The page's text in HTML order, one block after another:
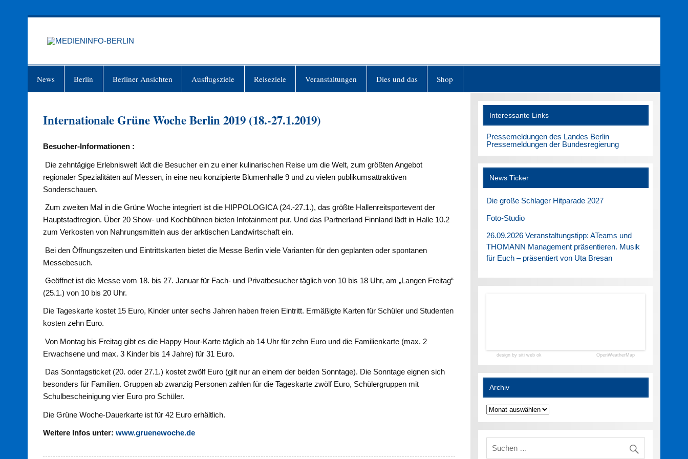
News Berlin Berliner Ansichten Ausflugsziele Reiseziele Veranstaltungen Dies und das Shop
Internationale Grüne Woche Berlin 2019 (18.-27.1.2019)
Besucher-Informationen :
Die zehntägige Erlebniswelt lädt die Besucher ein zu einer kulinarischen Reise um die Welt, zum größten Angebot
regionaler Spezialitäten auf Messen, in eine neu konzipierte Blumenhalle 9 und zu vielen publikumsattraktiven
Sonderschauen.
Zum zweiten Mal in die Grüne Woche integriert ist die HIPPOLOGICA (24.-27.1.), das größte Hallenreitsportevent der
Hauptstadtregion. Über 20 Show- und Kochbühnen bieten Infotainment pur. Und das Partnerland Finnland lädt in Halle 10.2
zum Verkosten von Nahrungsmitteln aus der arktischen Landwirtschaft ein.
Bei den Öffnungszeiten und Eintrittskarten bietet die Messe Berlin viele Varianten für den geplanten oder spontanen
Messebesuch.
Geöffnet ist die Messe vom 18. bis 27. Januar für Fach- und Privatbesucher täglich von 10 bis 18 Uhr, am „Langen Freitag“
(25.1.) von 10 bis 20 Uhr.
Die Tageskarte kostet 15 Euro, Kinder unter sechs Jahren haben freien Eintritt. Ermäßigte Karten für Schüler und Studenten
kosten zehn Euro.
Von Montag bis Freitag gibt es die Happy Hour-Karte täglich ab 14 Uhr für zehn Euro und die Familienkarte (max. 2
Erwachsene und max. 3 Kinder bis 14 Jahre) für 31 Euro.
Das Sonntagsticket (20. oder 27.1.) kostet zwölf Euro (gilt nur an einem der beiden Sonntage). Die Sonntage eignen sich
besonders für Familien. Gruppen ab zwanzig Personen zahlen für die Tageskarte zwölf Euro, Schülergruppen mit
Schulbescheinigung vier Euro pro Schüler.
Die Grüne Woche-Dauerkarte ist für 42 Euro erhältlich.
Weitere Infos unter:www.gruenewoche.de
Interessante Links
Pressemeldungen des Landes Berlin
Pressemeldungen der Bundesregierung
News Ticker
Die große Schlager Hitparade 2027
Foto-Studio
26.09.2026 Veranstaltungstipp: ATeams und
THOMANN Management präsentieren. Musik
für Euch – präsentiert von Uta Bresan
design by siti web ok OpenWeatherMap
Archiv
Archiv